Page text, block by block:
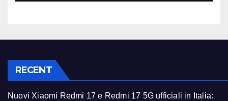
RECENT
Nuovi Xiaomi Redmi 17 e Redmi 17 5G ufficiali in Italia: